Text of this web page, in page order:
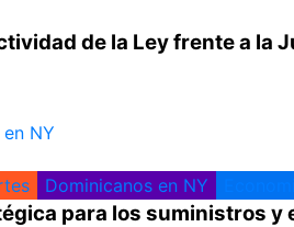
de la Ley frente a la
NY
Dominicanos en NY
para los suministros